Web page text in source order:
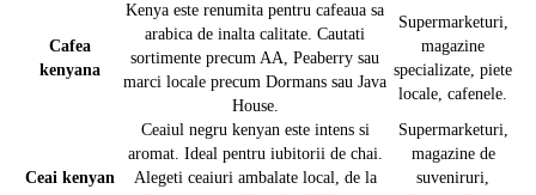
Cafea
kenyana
Kenya este renumita pentru cafeaua sa
arabica de inalta calitate. Cautati
sortimente precum AA, Peaberry sau
marci locale precum Dormans sau Java
House.
Supermarketuri,
magazine
specializate, piete
locale, cafenele.
Ceai kenyan
Ceaiul negru kenyan este intens si
aromat. Ideal pentru iubitorii de chai.
Alegeti ceaiuri ambalate local, de la
Supermarketuri,
magazine de
suveniruri,